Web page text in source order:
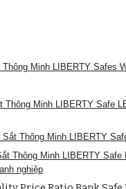
Minh LIBERTY
Minh LIBERTY Safe
Thông Minh LIBERTY
Thông Minh LIBERTY
nghiệp